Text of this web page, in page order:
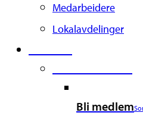
Medarbeidere
Lokalavdelinger
Bli medlem